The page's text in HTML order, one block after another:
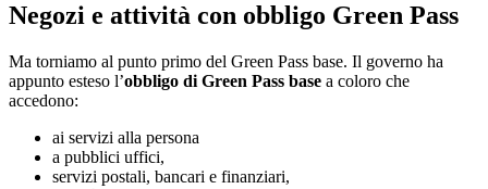
Negozi e attività con obbligo Green Pass
Ma torniamo al punto primo del Green Pass base. Il governo ha
appunto esteso l’obbligo di Green Pass base a coloro che
accedono:
ai servizi alla persona
a pubblici uffici,
servizi postali, bancari e finanziari,